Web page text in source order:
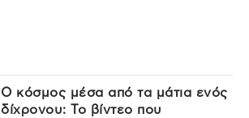
Ο κόσμος μέσα από τα μάτια ενός
δίχρονου: Το βίντεο που